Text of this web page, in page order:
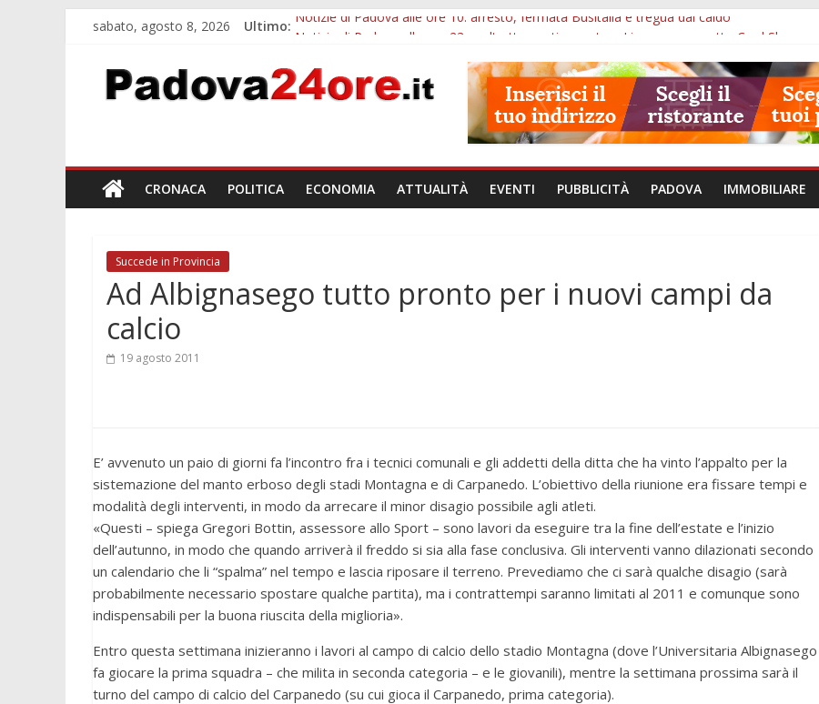
sabato, agosto 8, 2026 Ultimo: Notizie di Padova alle ore 10: arresto, fermata Busitalia e tregua dal caldo
Bando sicurezza urbana Veneto: 650mila euro per Comuni e Polizie locali
Sicurezza esodo estivo Padova: più controlli su strade, stazioni e treni
Bonus trasporto pubblico Veneto: 200 euro per l’abbonamento annuale
CRONACA POLITICA ECONOMIA ATTUALITÀ EVENTI PUBBLICITÀ PADOVA IMMOBILIARE
Succede in Provincia
Ad Albignasego tutto pronto per i nuovi campi da
calcio
19 agosto 2011
E’ avvenuto un paio di giorni fa l’incontro fra i tecnici comunali e gli addetti della ditta che ha vinto l’appalto per la
sistemazione del manto erboso degli stadi Montagna e di Carpanedo. L’obiettivo della riunione era fissare tempi e
modalità degli interventi, in modo da arrecare il minor disagio possibile agli atleti.
«Questi – spiega Gregori Bottin, assessore allo Sport – sono lavori da eseguire tra la fine dell’estate e l’inizio
dell’autunno, in modo che quando arriverà il freddo si sia alla fase conclusiva. Gli interventi vanno dilazionati secondo
un calendario che li “spalma” nel tempo e lascia riposare il terreno. Prevediamo che ci sarà qualche disagio (sarà
probabilmente necessario spostare qualche partita), ma i contrattempi saranno limitati al 2011 e comunque sono
indispensabili per la buona riuscita della miglioria».
Entro questa settimana inizieranno i lavori al campo di calcio dello stadio Montagna (dove l’Universitaria Albignasego
fa giocare la prima squadra – che milita in seconda categoria – e le giovanili), mentre la settimana prossima sarà il
turno del campo di calcio del Carpanedo (su cui gioca il Carpanedo, prima categoria).